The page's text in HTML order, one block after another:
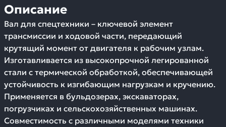
Описание
Вал для спецтехники – ключевой элемент
трансмиссии и ходовой части, передающий
крутящий момент от двигателя к рабочим узлам.
Изготавливается из высокопрочной легированной
стали с термической обработкой, обеспечивающей
устойчивость к изгибающим нагрузкам и кручению.
Применяется в бульдозерах, экскаваторах,
погрузчиках и сельскохозяйственных машинах.
Совместимость с различными моделями техники